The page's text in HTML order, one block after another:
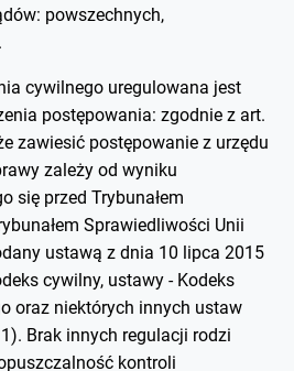
powszechnych,
cywilnego uregulowana jest
postępowania: zgodnie z art.
zawiesić postępowanie z urzędu
zależy od wyniku
się przed Trybunałem
Sprawiedliwości Unii
ustawą z dnia 10 lipca 2015
cywilny, ustawy - Kodeks
oraz niektórych innych ustaw
Brak innych regulacji rodzi
kontroli